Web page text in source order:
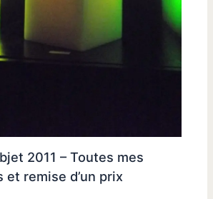
2011 – Toutes mes
remise d’un prix